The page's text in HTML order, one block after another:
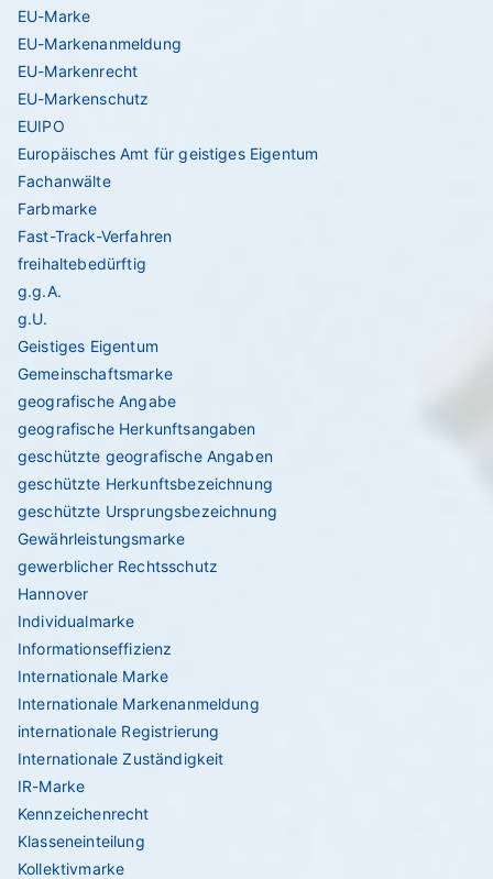
EU-Marke
EU-Markenanmeldung
EU-Markenrecht
EU-Markenschutz
EUIPO
Europäisches Amt für geistiges Eigentum
Fachanwälte
Farbmarke
Fast-Track-Verfahren
freihaltebedürftig
g.g.A.
g.U.
Geistiges Eigentum
Gemeinschaftsmarke
geografische Angabe
geografische Herkunftsangaben
geschützte geografische Angaben
geschützte Herkunftsbezeichnung
geschützte Ursprungsbezeichnung
Gewährleistungsmarke
gewerblicher Rechtsschutz
Hannover
Individualmarke
Informationseffizienz
Internationale Marke
Internationale Markenanmeldung
internationale Registrierung
Internationale Zuständigkeit
IR-Marke
Kennzeichenrecht
Klasseneinteilung
Kollektivmarke